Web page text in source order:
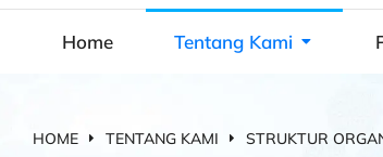
Home Tentang Kami
You are here:
HOME TENTANG KAMI STRUKTUR